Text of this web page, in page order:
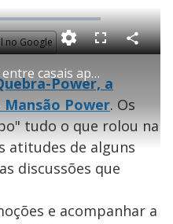
no Google
Tensão predomina entre casais após dinâmica do Quebra-Power - Power Couple Brasil 5
F
c
e
e
n
C
o
i
l
a
Power, a
Power. Os
tudo o que rolou na
atitudes de alguns
discussões que
e acompanhar a